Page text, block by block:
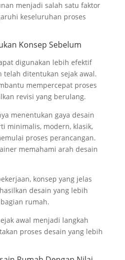
menjadi salah satu faktor
keseluruhan proses
Konsep Sebelum
digunakan lebih efektif
telah ditentukan sejak awal.
mempercepat proses
revisi yang berulang.
menentukan gaya desain
minimalis, modern, klasik,
proses perancangan.
memahami arah desain
konsep yang jelas
desain yang lebih
rumah.
awal menjadi langkah
proses desain yang lebih